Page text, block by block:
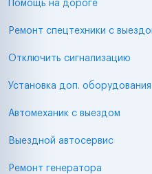
Помощь на дороге
Ремонт спецтехники с
Отключить сигнализацию
Установка доп. оборудования
Автомеханик с выездом
Выездной автосервис
Ремонт генератора